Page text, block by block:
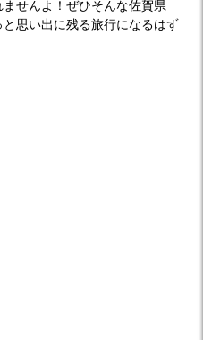
せんよ！ぜひそんな佐賀県
思い出に残る旅行になるはず